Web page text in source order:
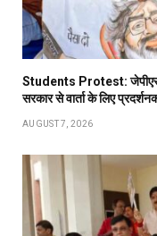
Students Protest:
सरकार से वार्ता के लिए
AUGUST 7, 2026